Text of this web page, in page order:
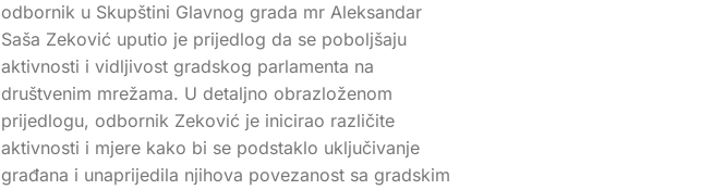
odbornik u Skupštini Glavnog grada mr Aleksandar
Saša Zeković uputio je prijedlog da se poboljšaju
aktivnosti i vidljivost gradskog parlamenta na
društvenim mrežama. U detaljno obrazloženom
prijedlogu, odbornik Zeković je inicirao različite
aktivnosti i mjere kako bi se podstaklo uključivanje
građana i unaprijedila njihova povezanost sa gradskim